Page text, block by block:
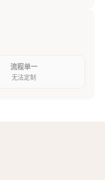
流程单一
无法定制